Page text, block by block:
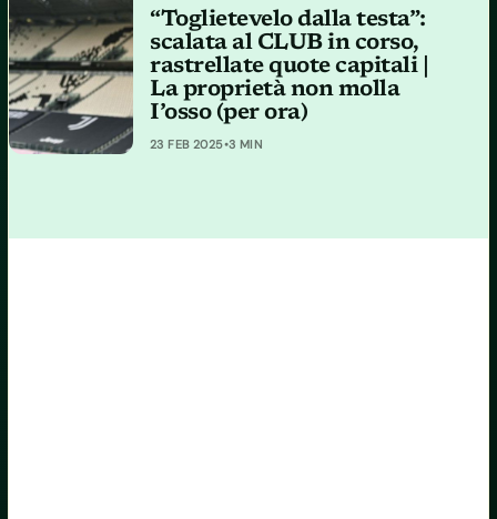
“Toglietevelo dalla testa”:
scalata al CLUB in corso,
rastrellate quote capitali |
La proprietà non molla
I’osso (per ora)
23 FEB 2025•3 MIN